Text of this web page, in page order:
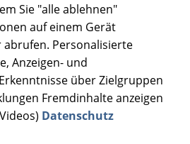
Sie "alle ablehnen"
auf einem Gerät
Personalisierte
Anzeigen- und
über Zielgruppen
Fremdinhalte anzeigen
Datenschutz